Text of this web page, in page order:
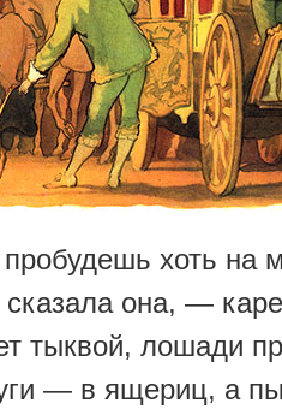
хоть на
она, —
тыквой, лошади
— в ящериц, а